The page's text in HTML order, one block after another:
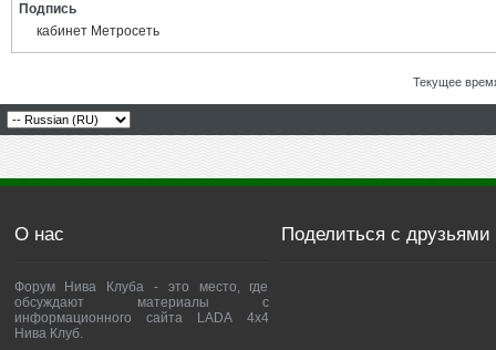
Подпись
кабинет Метросеть
Текущее
О нас
Форум Нива Клуба - это место, где
обсуждают материалы с
информационного сайта LADA 4x4
Нива Клуб.
Поделиться с друзьями